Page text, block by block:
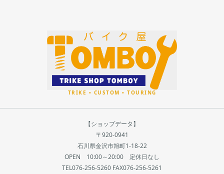
【ショップデータ】
〒920-0941
石川県金沢市旭町1-18-22
OPEN 10:00～20:00 定休日なし
TEL076-256-5260 FAX076-256-5261